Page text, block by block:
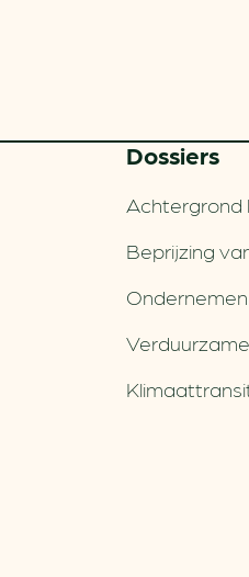
Dossiers
Achtergrond
Beprijzing